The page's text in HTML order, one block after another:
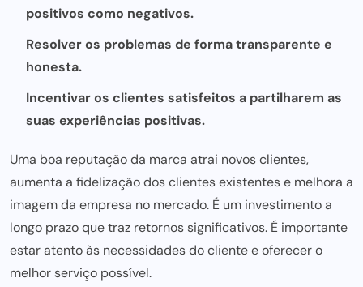
positivos como negativos.
Resolver os problemas de forma transparente e
honesta.
Incentivar os clientes satisfeitos a partilharem as
suas experiências positivas.
Uma boa reputação da marca atrai novos clientes,
aumenta a fidelização dos clientes existentes e melhora a
imagem da empresa no mercado. É um investimento a
longo prazo que traz retornos significativos. É importante
estar atento às necessidades do clientee oferecer o
melhor serviço possível.